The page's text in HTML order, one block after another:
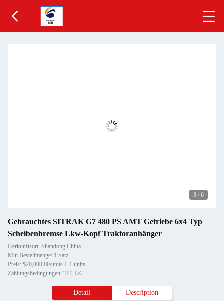
3 / 6
Gebrauchtes SITRAK G7 480 PS AMT Getriebe 6x4 Typ
Scheibenbremse Lkw-Kopf Traktoranhänger
Herkunftsort: Shandong China
Min Bestellmenge: 1 Satz
Preis: $20,000.00/units 1-1 units
Zahlungsbedingungen: T/T, L/C
Detail Description